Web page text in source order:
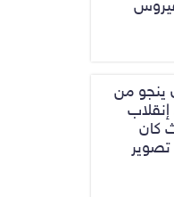
ينجو من
إنقلاب
كان
تصوير